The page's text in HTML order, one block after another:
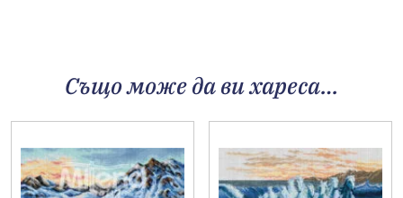
Също може да ви хареса…